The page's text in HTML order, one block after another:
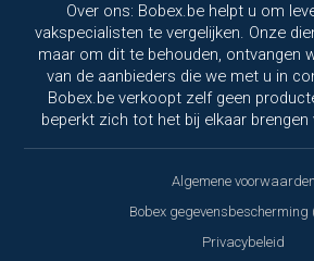
Over ons: Bobex.be helpt u om
vakspecialisten te vergelijken. Onze
maar om dit te behouden, ontvangen
van de aanbieders die we met u in
Bobex.be verkoopt zelf geen
beperkt zich tot het bij elkaar brengen
Algemene voorwaarden
Bobex gegevensbescherming
Privacybeleid